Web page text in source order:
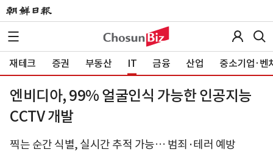
재테크 증권 부동산 IT 금융 산업 중소기업·벤
엔비디아, 99% 얼굴인식 가능한 인공지능
CCTV 개발
찍는 순간 식별, 실시간 추적 가능… 범죄·테러 예방